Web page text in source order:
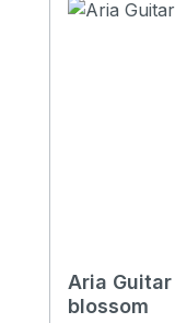
Aria
blossom